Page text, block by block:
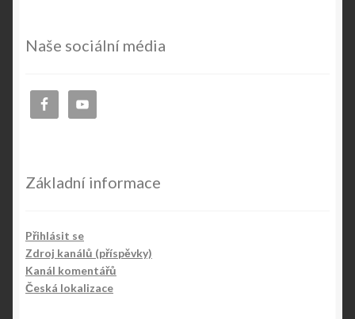
Naše sociální média
Základní informace
Přihlásit se
Zdroj kanálů (příspěvky)
Kanál komentářů
Česká lokalizace